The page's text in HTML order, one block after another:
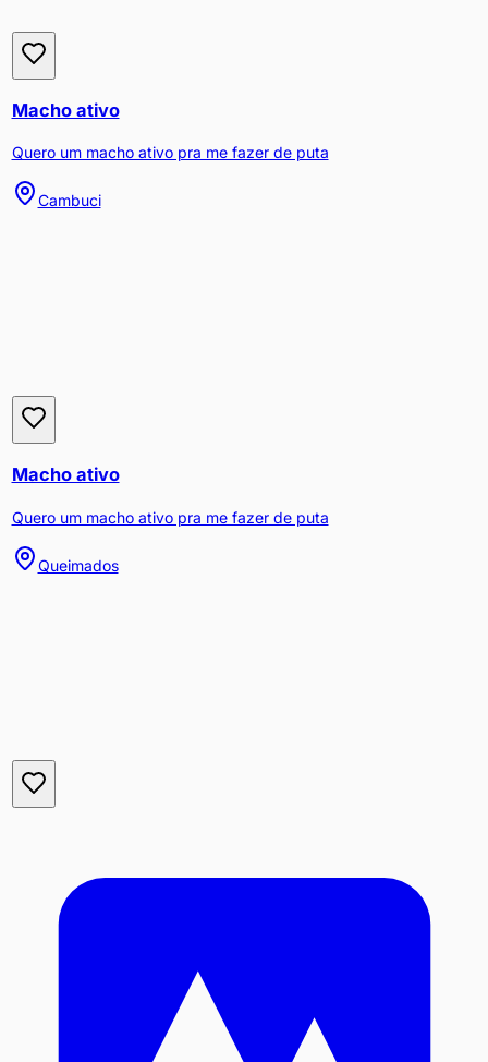
Macho ativo
Quero um macho ativo pra me fazer de puta
Cambuci
Macho ativo
Quero um macho ativo pra me fazer de puta
Queimados